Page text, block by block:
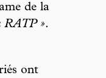
de la
RATP ».
ont